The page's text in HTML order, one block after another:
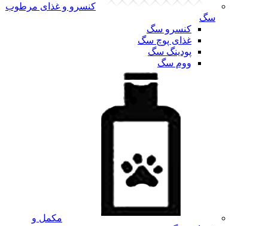
کنسرو و غذای مرطوب
سگ
کنسرو سگ
غذای پوچ سگ
پودینگ سگ
ووم سگ
مکمل و